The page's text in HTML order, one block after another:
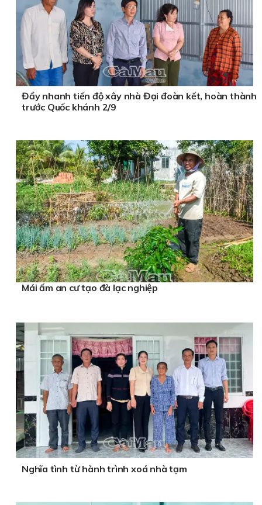
Đẩy nhanh tiến độ xây nhà Đại đoàn kết, hoàn thành
trước Quốc khánh 2/9
Mái ấm an cư tạo đà lạc nghiệp
Nghĩa tình từ hành trình xoá nhà tạm